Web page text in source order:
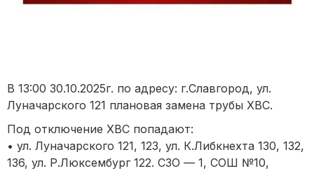
В 13:00 30.10.2025г. по адресу: г.Славгород, ул.
Луначарского 121 плановая замена трубы ХВС.
Под отключение ХВС попадают:
• ул. Луначарского 121, 123, ул. К.Либкнехта 130, 132,
136, ул. Р.Люксембург 122. СЗО — 1, СОШ №10,